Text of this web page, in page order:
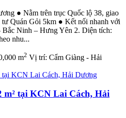
● Nằm trên trục Quốc lộ 38, giao
tư Quán Gỏi 5km ● Kết nối nhanh với
Ninh – Hưng Yên 2. Diện tích:
nhu...
m2 Vị trí: Cẩm Giàng - Hải
m² tại KCN Lai Cách, Hải